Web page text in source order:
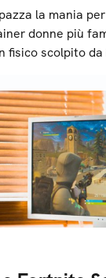
la mania
donne più
fisico scolpito